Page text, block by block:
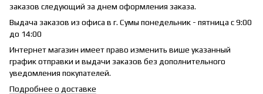
заказов следующий за днем оформления заказа.
Выдача заказов из офиса в г. Сумы понедельник - пятница с 9:00
до 14:00
Интернет магазин имеет право изменить више указанный
график отправки и выдачи заказов без дополнительного
уведомления покупателей.
Подробнее о доставке